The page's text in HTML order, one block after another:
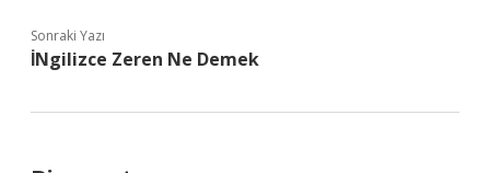
Sonraki Yazı
İNgilizce Zeren Ne Demek